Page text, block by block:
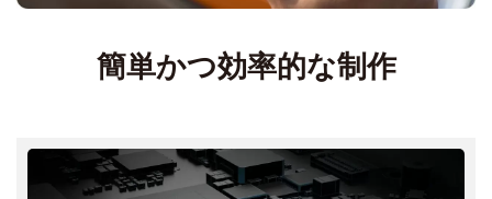
簡単かつ効率的な制作